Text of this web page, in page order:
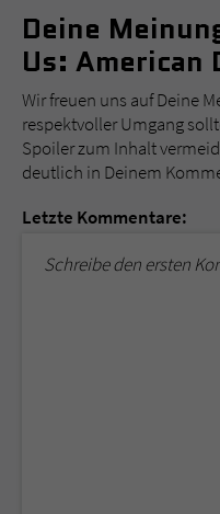
Deine
Us: American
Wir freuen uns auf Deine
respektvoller Umgang
Spoiler zum Inhalt
deutlich in Deinem
Letzte Kommentare:
Schreibe den ersten